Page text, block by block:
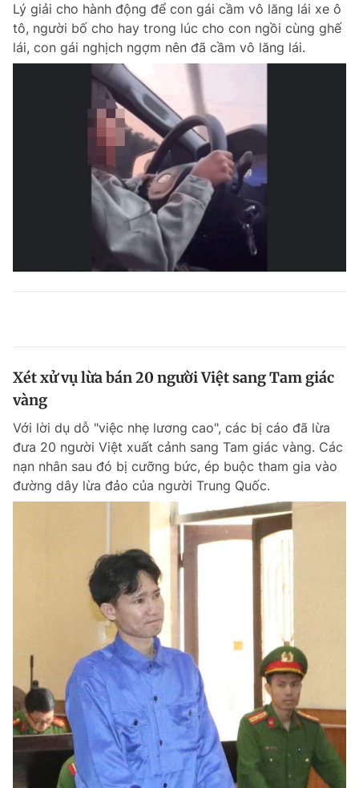
Lý giải cho hành động để con gái cầm vô lăng lái xe ô
tô, người bố cho hay trong lúc cho con ngồi cùng ghế
lái, con gái nghịch ngợm nên đã cầm vô lăng lái.
Xét xử vụ lừa bán 20 người Việt sang Tam giác
vàng
Với lời dụ dỗ "việc nhẹ lương cao", các bị cáo đã lừa
đưa 20 người Việt xuất cảnh sang Tam giác vàng. Các
nạn nhân sau đó bị cưỡng bức, ép buộc tham gia vào
đường dây lừa đảo của người Trung Quốc.